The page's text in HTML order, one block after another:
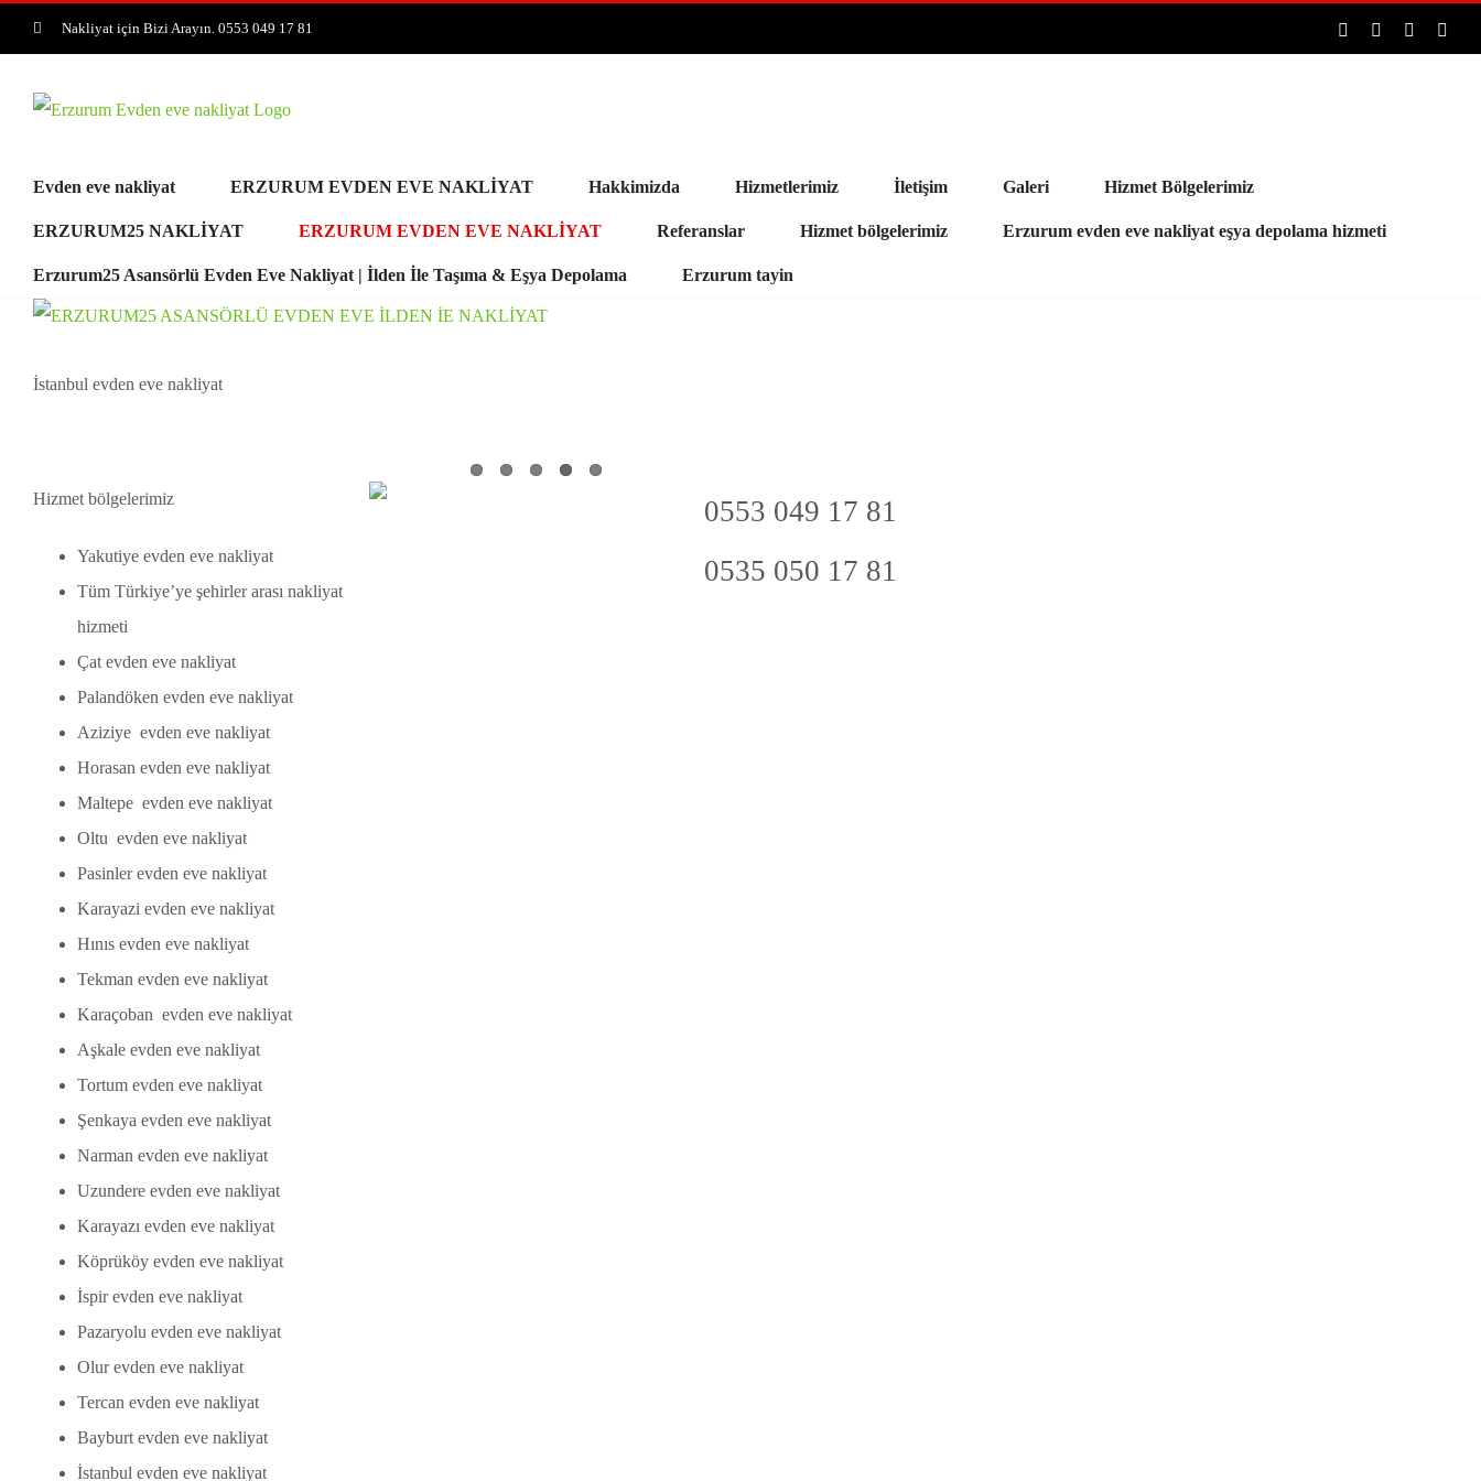
to
Nakliyat için Bizi Arayın. 0553 049 17 81 FacebookPinterest
Rss
Evden eve nakliyat ERZURUM EVDEN EVE NAKLİYAT Hakkimizda Hizmetlerimiz İletişim Galeri Hizmet Bölgelerimiz
ERZURUM25 NAKLİYAT ERZURUM EVDEN EVE NAKLİYAT Referanslar Hizmet bölgelerimiz Erzurum evden eve nakliyat eşya depolama hizmeti
Erzurum25 Asansörlü Evden Eve Nakliyat | İlden İle Taşıma & Eşya Depolama Erzurum tayin
İstanbul evden eve nakliyat
Hizmet bölgelerimiz
Yakutiye evden eve nakliyat
Tüm Türkiye’ye şehirler arası nakliyat
hizmeti
Çat evden eve nakliyat
Palandöken evden eve nakliyat
Aziziye evden eve nakliyat
Horasan evden eve nakliyat
Maltepe evden eve nakliyat
Oltu evden eve nakliyat
Pasinler evden eve nakliyat
Karayazi evden eve nakliyat
Hınıs evden eve nakliyat
Tekman evden eve nakliyat
Karaçoban evden eve nakliyat
Aşkale evden eve nakliyat
Tortum evden eve nakliyat
Şenkaya evden eve nakliyat
Narman evden eve nakliyat
Uzundere evden eve nakliyat
Karayazı evden eve nakliyat
Köprüköy evden eve nakliyat
İspir evden eve nakliyat
Pazaryolu evden eve nakliyat
Olur evden eve nakliyat
Tercan evden eve nakliyat
Bayburt evden eve nakliyat
İstanbul evden eve nakliyat
0553 049 17 81
0535 050 17 81